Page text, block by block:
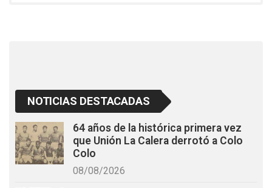
NOTICIAS DESTACADAS
64 años de la histórica primera vez
que Unión La Calera derrotó a Colo
Colo
08/08/2026